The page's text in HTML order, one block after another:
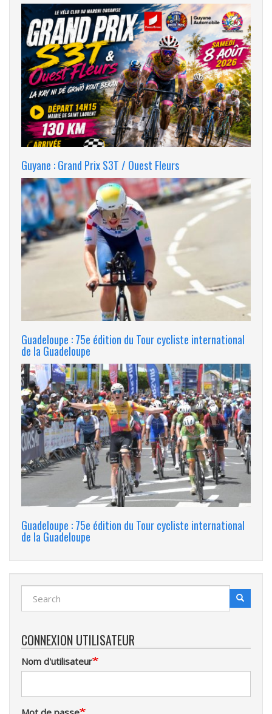
Guyane : Grand Prix S3T / Ouest Fleurs
Guadeloupe : 75e édition du Tour cycliste international
de la Guadeloupe
Guadeloupe : 75e édition du Tour cycliste international
de la Guadeloupe
Recherche Search
CONNEXION UTILISATEUR
Nom d'utilisateur